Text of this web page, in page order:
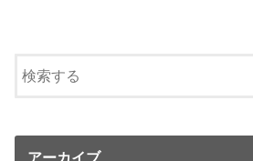
アーカイブ